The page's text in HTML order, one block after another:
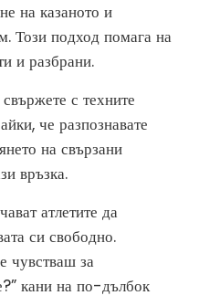
на казаното и
Този подход помага на
и разбрани.
с техните
че разпознавате
на свързани
връзка.
атлетите да
си свободно.
чувстваш за
кани на по-дълбок